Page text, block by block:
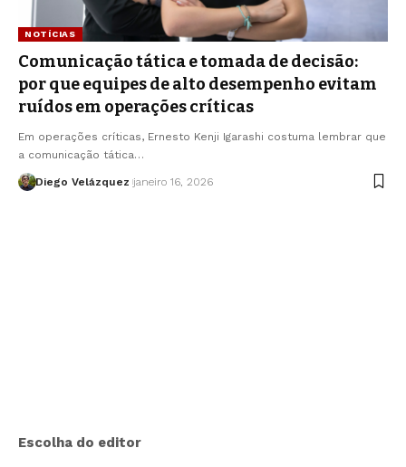
NOTÍCIAS
Comunicação tática e tomada de decisão:
por que equipes de alto desempenho evitam
ruídos em operações críticas
Em operações críticas, Ernesto Kenji Igarashi costuma lembrar que
a comunicação tática…
Diego Velázquez janeiro 16, 2026
Escolha do editor